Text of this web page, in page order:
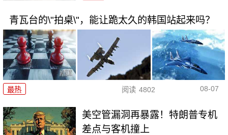
青瓦台的\"拍桌\"，能让跪太久的韩国站起来吗？
最热 阅读 4802 08-07
美空管漏洞再暴露！特朗普专机
差点与客机撞上